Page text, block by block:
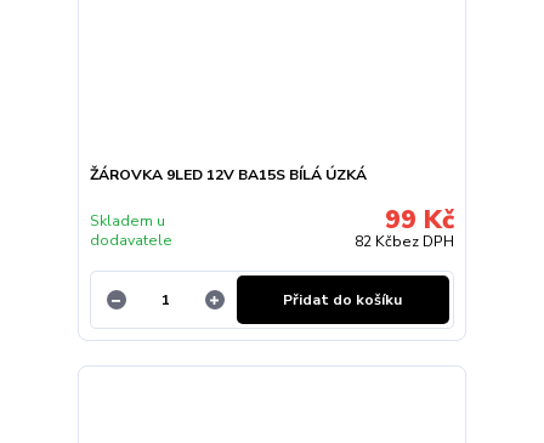
ŽÁROVKA 9LED 12V BA15S BÍLÁ ÚZKÁ
99 Kč
82 Kčbez DPH
Skladem u
dodavatele
Přidat do košíku